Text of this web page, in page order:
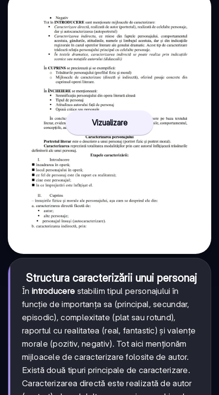
Vizualizare
Structura caracterizării unui personaj
În introducere stabilim tipul personajului în
funcție de importanța sa (principal, secundar,
episodic), complexitate (plat sau rotund),
raportul cu realitatea (real, fantastic) și valențe
morale (pozitiv, negativ). Tot aici menționăm
mijloacele de caracterizare folosite de autor.
Există două tipuri principale de caracterizare.
Caracterizarea directă este realizată de autor